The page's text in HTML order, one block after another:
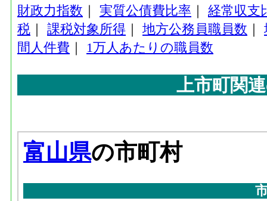
財政力指数 ｜ 実質公債費比率 ｜ 経常収支
税 ｜ 課税対象所得 ｜ 地方公務員職員数 ｜
間人件費 ｜ 1万人あたりの職員数
上市町関